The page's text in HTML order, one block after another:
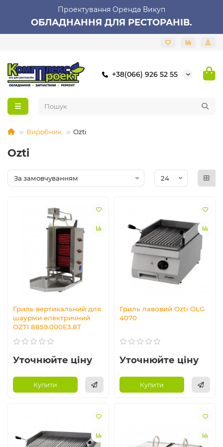
Проектування Оренда Викуп
ОБЛАДНАННЯ ДЛЯ РЕСТОРАНІВ.
+38(066) 926 52 55
Виробник Ozti
Ozti
Гриль вертикальний для
шаурми електричний
OZTI 8859.000E3.8T
Уточнюйте ціну
Купити
Гриль лавовий Ozti OLG
4070
Уточнюйте ціну
Купити